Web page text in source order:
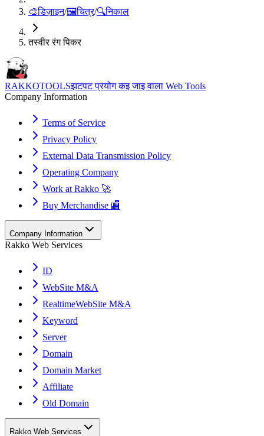
🎨डिज़ाइन/🖼️चित्र/🔍निकाल
तस्वीर रंग पिकर
RAKKOTOOLSझटपट प्रयोग कइ जाइ वाला Web Tools
Company Information
Terms of Service
Privacy Policy
External Data Transmission Policy
Operating Company
Work at Rakko 🚀
Buy Merchandise 🏬
Company Information
Rakko Web Services
ID
WebSite M&A
RealtimeWebSite M&A
Keyword
Server
Domain
Domain Market
Affiliate
Old Domain
Rakko Web Services